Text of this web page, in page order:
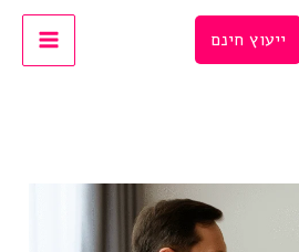
ייעוץ חינם